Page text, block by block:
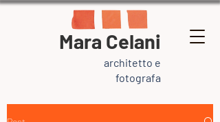
Mara Celani
architetto e
fotografa